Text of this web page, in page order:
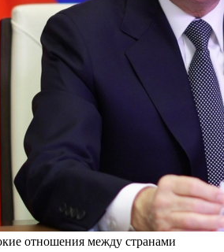
отношения между странами